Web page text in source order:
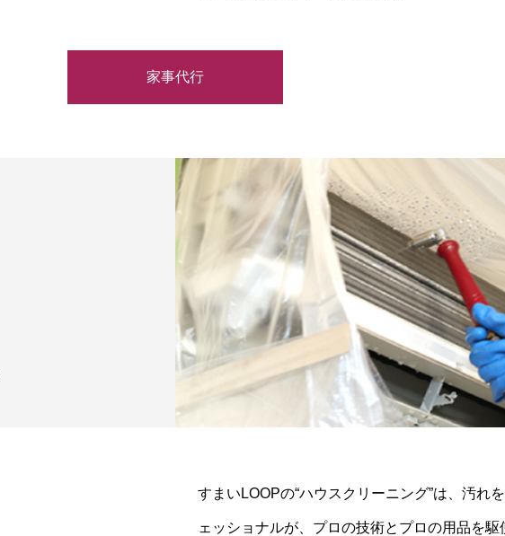
家事代行
すまいLOOPの“ハウスクリーニング”は、汚れ
ェッショナルが、プロの技術とプロの用品を